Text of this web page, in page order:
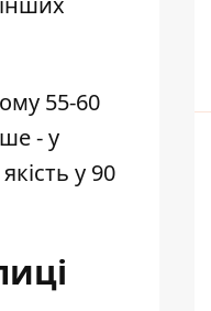
55-60
- у
у 90